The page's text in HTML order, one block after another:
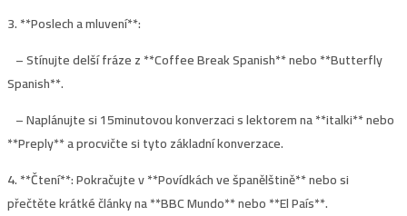
3. **Poslech a mluvení**:
– Stínujte delší fráze z **Coffee Break Spanish** nebo **Butterfly
Spanish**.
– Naplánujte si 15minutovou konverzaci s lektorem na **italki** nebo
**Preply** a procvičte si tyto základní konverzace.
4. **Čtení**: Pokračujte v **Povídkách ve španělštině** nebo si
přečtěte krátké články na **BBC Mundo** nebo **El País**.